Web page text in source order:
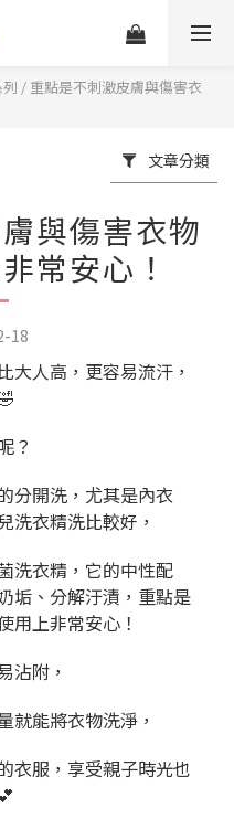
/ 重點是不刺激皮膚與傷害衣
文章分類
與傷害衣物
常安心！
18
大人高，更容易流汗，
？
分開洗，尤其是內衣
洗衣精洗比較好，
洗衣精，它的中性配
垢、分解汙漬，重點是
用上非常安心！
沾附，
就能將衣物洗淨，
衣服，享受親子時光也